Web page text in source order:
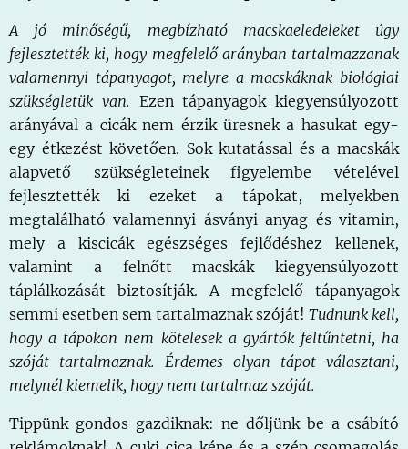
A jó minőségű, megbízható macskaeledeleket úgy
fejlesztették ki, hogy megfelelő arányban tartalmazzanak
valamennyi tápanyagot, melyre a macskáknak biológiai
szükségletük van. Ezen tápanyagok kiegyensúlyozott
arányával a cicák nem érzik üresnek a hasukat egy-
egy étkezést követően. Sok kutatással és a macskák
alapvető szükségleteinek figyelembe vételével
fejlesztették ki ezeket a tápokat, melyekben
megtalálható valamennyi ásványi anyag és vitamin,
mely a kiscicák egészséges fejlődéshez kellenek,
valamint a felnőtt macskák kiegyensúlyozott
táplálkozását biztosítják. A megfelelő tápanyagok
semmi esetben sem tartalmaznak szóját! Tudnunk kell,
hogy a tápokon nem kötelesek a gyártók feltűntetni, ha
szóját tartalmaznak. Érdemes olyan tápot választani,
melynél kiemelik, hogy nem tartalmaz szóját.
Tippünk gondos gazdiknak: ne dőljünk be a csábító